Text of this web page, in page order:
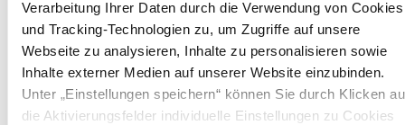
Verarbeitung Ihrer Daten durch die Verwendung von Cookies
und Tracking-Technologien zu, um Zugriffe auf unsere
Webseite zu analysieren, Inhalte zu personalisieren sowie
Inhalte externer Medien auf unserer Website einzubinden.
Unter „Einstellungen speichern“ können Sie durch Klicken
die Aktivierungsfelder individuelle Einstellungen zu Cookies
insbesondere Kinder in Krisengebieten mit
humanitärer Hilfe versorgt und zugleich auf dortige
Missstände aufmerksam macht. So organisierte der
Verein im Winter zwei Hilfstransporte mit Kleidung und
Nahrung nach Syrien und Nordirak.